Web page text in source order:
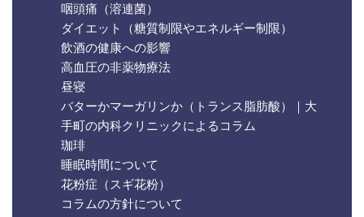
咽頭痛（溶連菌）
ダイエット（糖質制限やエネルギー制限）
飲酒の健康への影響
高血圧の非薬物療法
昼寝
バターかマーガリンか（トランス脂肪酸）｜大
手町の内科クリニックによるコラム
珈琲
睡眠時間について
花粉症（スギ花粉）
コラムの方針について